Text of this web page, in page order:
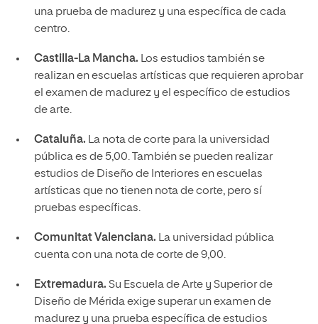
una prueba de madurez y una específica de cada
centro.
Castilla-La Mancha. Los estudios también se
realizan en escuelas artísticas que requieren aprobar
el examen de madurez y el específico de estudios
de arte.
Cataluña. La nota de corte para la universidad
pública es de 5,00. También se pueden realizar
estudios de Diseño de Interiores en escuelas
artísticas que no tienen nota de corte, pero sí
pruebas específicas.
Comunitat Valenciana. La universidad pública
cuenta con una nota de corte de 9,00.
Extremadura. Su Escuela de Arte y Superior de
Diseño de Mérida exige superar un examen de
madurez y una prueba específica de estudios